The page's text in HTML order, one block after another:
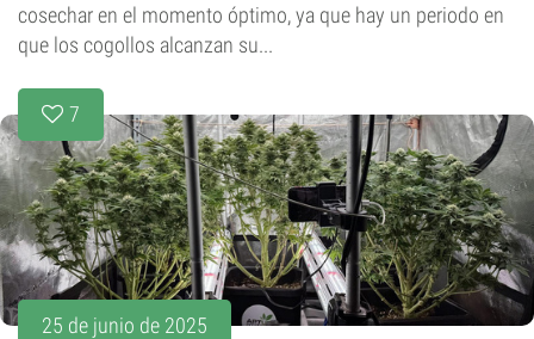
cosechar en el momento óptimo, ya que hay un periodo en
que los cogollos alcanzan su...
7
25 de junio de 2025